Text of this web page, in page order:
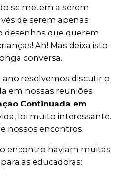
se metem a serem
de serem apenas
desenhos que querem
Ah! Mas deixa isto
conversa.
ano resolvemos discutir o
em nossas reuniões
Continuada em
foi muito interessante.
nossos encontros:
encontro haviam muitas
as educadoras: